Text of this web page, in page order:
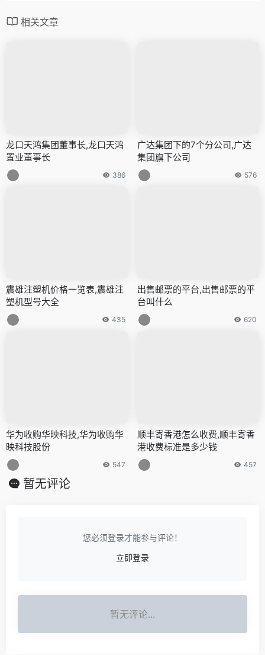
相关文章
龙口天鸿集团董事长,龙口天鸿
置业董事长
386
广达集团下的7个分公司,广达
集团旗下公司
576
震雄注塑机价格一览表,震雄注
塑机型号大全
435
出售邮票的平台,出售邮票的平
台叫什么
620
华为收购华映科技,华为收购华
映科技股份
547
顺丰寄香港怎么收费,顺丰寄香
港收费标准是多少钱
457
暂无评论
您必须登录才能参与评论！
立即登录
暂无评论...